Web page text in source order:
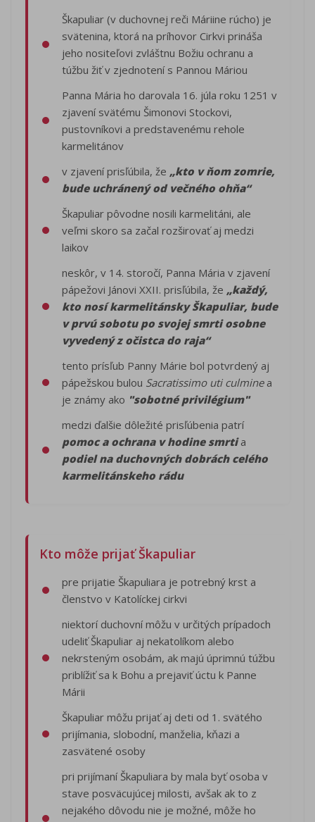
Škapuliar (v duchovnej reči Máriine rúcho) je
svätenina, ktorá na príhovor Cirkvi prináša
jeho nositeľovi zvláštnu Božiu ochranu a
túžbu žiť v zjednotení s Pannou Máriou
Panna Mária ho darovala 16. júla roku 1251 v
zjavení svätému Šimonovi Stockovi,
pustovníkovi a predstavenému rehole
karmelitánov
v zjavení prisľúbila, že „kto v ňom zomrie,
bude uchránený od večného ohňa“
Škapuliar pôvodne nosili karmelitáni, ale
veľmi skoro sa začal rozširovať aj medzi
laikov
neskôr, v 14. storočí, Panna Mária v zjavení
pápežovi Jánovi XXII. prisľúbila, že „každý,
kto nosí karmelitánsky Škapuliar, bude
v prvú sobotu po svojej smrti osobne
vyvedený z očistca do raja“
tento prísľub Panny Márie bol potvrdený aj
pápežskou bulou Sacratissimo uti culminea
je známy ako "sobotné privilégium"
medzi ďalšie dôležité prisľúbenia patrí
pomoc a ochrana v hodine smrtia
podiel na duchovných dobrách celého
karmelitánskeho rádu
Kto môže prijať Škapuliar
pre prijatie Škapuliara je potrebný krst a
členstvo v Katolíckej cirkvi
niektorí duchovní môžu v určitých prípadoch
udeliť Škapuliar aj nekatolíkom alebo
nekrsteným osobám, ak majú úprimnú túžbu
priblížiť sa k Bohu a prejaviť úctu k Panne
Márii
Škapuliar môžu prijať aj deti od 1. svätého
prijímania, slobodní, manželia, kňazi a
zasvätené osoby
pri prijímaní Škapuliara by mala byť osoba v
stave posväcujúcej milosti, avšak ak to z
nejakého dôvodu nie je možné, môže ho